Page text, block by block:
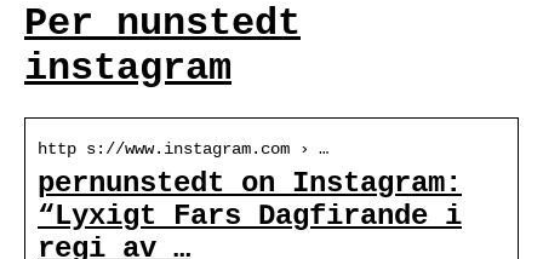
Per nunstedt
instagram
http s://www.instagram.com › …
pernunstedt on Instagram:
“Lyxigt Fars Dagfirande i
regi av …